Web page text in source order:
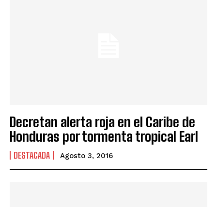
Decretan alerta roja en el Caribe de
Honduras por tormenta tropical Earl
DESTACADA Agosto 3, 2016